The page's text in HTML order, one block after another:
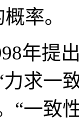
率。
年提
求一
“一致